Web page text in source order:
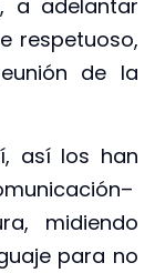
a adelantar
respetuoso,
de la
así los han
midiendo
para no